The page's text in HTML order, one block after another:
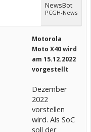
NewsBot
PCGH-News
Motorola
Moto X40 wird
am 15.12.2022
vorgestellt
Dezember
2022
vorstellen
wird. Als SoC
soll der